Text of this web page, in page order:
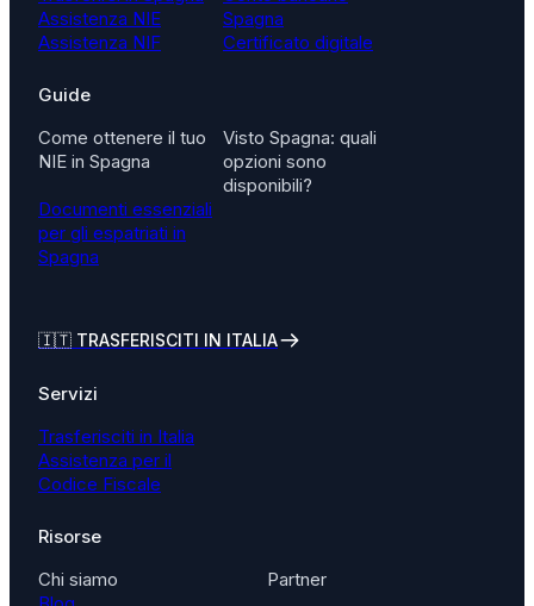
Assistenza NIE
Assistenza NIF
Spagna
Certificato digitale
Guide
Come ottenere il tuo
NIE in Spagna
Visto Spagna: quali
opzioni sono
disponibili?
Documenti essenziali
per gli espatriati in
Spagna
🇮🇹 TRASFERISCITI IN ITALIA
Servizi
Trasferisciti in Italia
Assistenza per il
Codice Fiscale
Risorse
Chi siamo
Partner